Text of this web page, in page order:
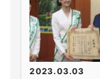
2023.03.03